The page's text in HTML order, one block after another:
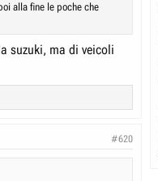
alla fine le poche che
suzuki, ma di veicoli
#620